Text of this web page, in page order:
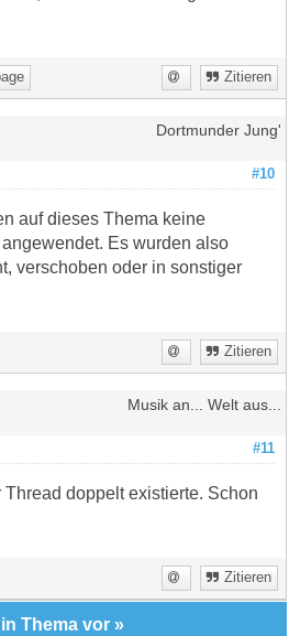
Zitieren
Dortmunder Jung'
#10
auf dieses Thema keine
Es wurden also
verschoben oder in sonstiger
Zitieren
Musik an... Welt aus...
#11
Thread doppelt existierte. Schon
Zitieren
Thema vor »